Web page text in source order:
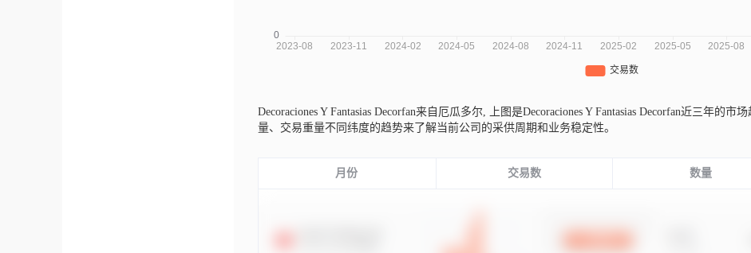
Decoraciones Y Fantasias Decorfan来自厄瓜多尔,
上图是Decoraciones Y Fantasias Decorfan近三年的
量、交易重量不同纬度的趋势来了解当前公司的采供周期和业务稳定性。
月份 交易数 数量